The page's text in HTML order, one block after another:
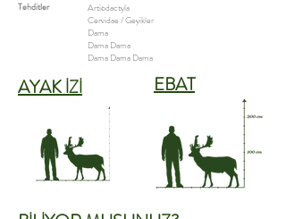
Artiodactyla
Cervidae / Geyikler
Dama
​Dama Dama
Dama Dama Dama
EBAT
Tehditler
:
AYAK İZİ